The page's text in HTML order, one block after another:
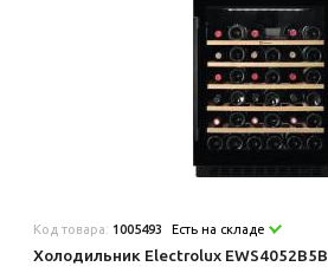
Код товара: 1005493 Есть на складе
Холодильник Electrolux EWS4052B5B